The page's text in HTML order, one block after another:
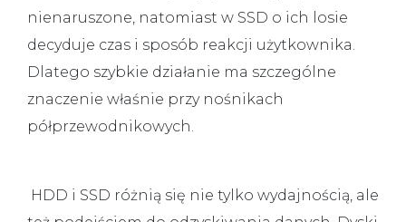
nienaruszone, natomiast w SSD o ich losie
decyduje czas i sposób reakcji użytkownika.
Dlatego szybkie działanie ma szczególne
znaczenie właśnie przy nośnikach
półprzewodnikowych.
HDD i SSD różnią się nie tylko wydajnością, ale